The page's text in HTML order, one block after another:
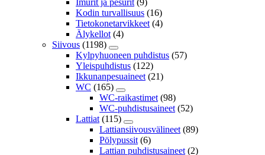
Imurit ja pesurit (9)
Kodin turvallisuus (16)
Tietokonetarvikkeet (4)
Älykellot (4)
Siivous (1198)
Kylpyhuoneen puhdistus (57)
Yleispuhdistus (122)
Ikkunanpesuaineet (21)
WC (165)
WC-raikastimet (98)
WC-puhdistusaineet (52)
Lattiat (115)
Lattiansiivousvälineet (89)
Pölypussit (6)
Lattian puhdistusaineet (2)